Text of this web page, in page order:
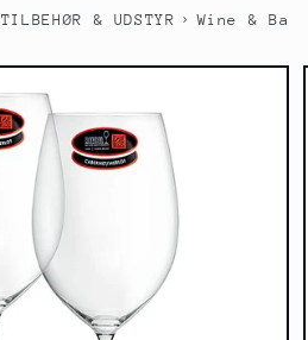
TILBEHØR & UDSTYR › Wine & Bar